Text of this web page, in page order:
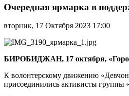
ярмарка
в
поддержку
участников
СВО
на
Арбате
Очередная ярмарка в
вторник, 17 Октября 2023 17:00
БИРОБИДЖАН, 17 октября, «Город
К волонтерскому движению
присоединились активисты